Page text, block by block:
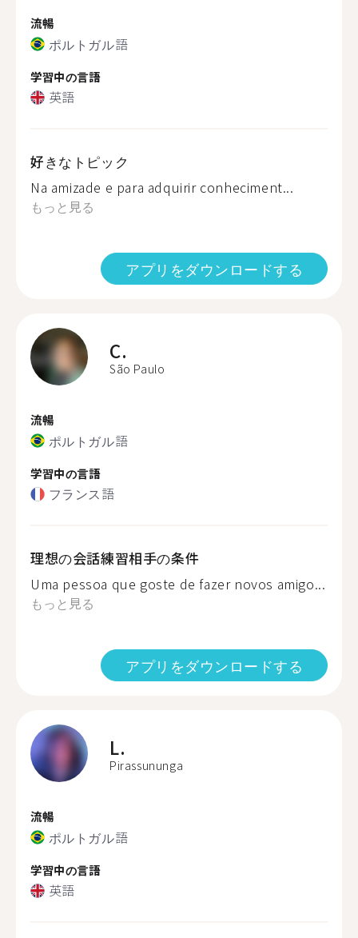
流暢
ポルトガル語
学習中の言語
英語
好きなトピック
Na amizade e para adquirir conheciment...
もっと見る
アプリをダウンロードする
C.
São Paulo
流暢
ポルトガル語
学習中の言語
フランス語
理想の会話練習相手の条件
Uma pessoa que goste de fazer novos amigo...
もっと見る
アプリをダウンロードする
L.
Pirassununga
流暢
ポルトガル語
学習中の言語
英語